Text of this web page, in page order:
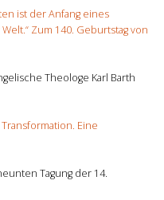
ist der Anfang eines
Zum 140. Geburtstag von
Theologe Karl Barth
Eine
Tagung der 14.